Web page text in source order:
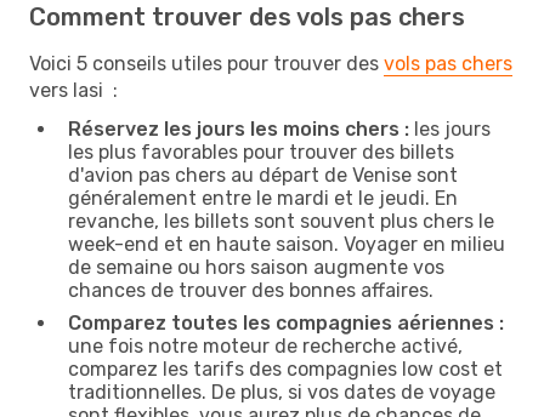
Comment trouver des vols pas chers
Voici 5 conseils utiles pour trouver des vols pas chers
vers Iasi :
Réservez les jours les moins chers : les jours
les plus favorables pour trouver des billets
d'avion pas chers au départ de Venise sont
généralement entre le mardi et le jeudi. En
revanche, les billets sont souvent plus chers le
week-end et en haute saison. Voyager en milieu
de semaine ou hors saison augmente vos
chances de trouver des bonnes affaires.
Comparez toutes les compagnies aériennes :
une fois notre moteur de recherche activé,
comparez les tarifs des compagnies low cost et
traditionnelles. De plus, si vos dates de voyage